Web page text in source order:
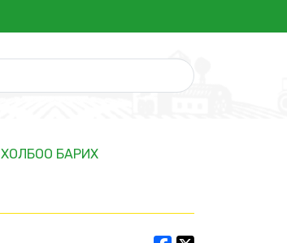
ХОЛБОО БАРИХ